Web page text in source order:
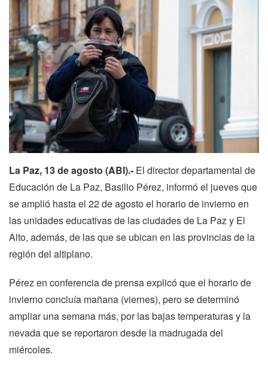
La Paz, 13 de agosto (ABI).- El director departamental de
Educación de La Paz, Basilio Pérez, informó el jueves que
se amplió hasta el 22 de agosto el horario de invierno en
las unidades educativas de las ciudades de La Paz y El
Alto, además, de las que se ubican en las provincias de la
región del altiplano.
Pérez en conferencia de prensa explicó que el horario de
invierno concluía mañana (viernes), pero se determinó
ampliar una semana más, por las bajas temperaturas y la
nevada que se reportaron desde la madrugada del
miércoles.